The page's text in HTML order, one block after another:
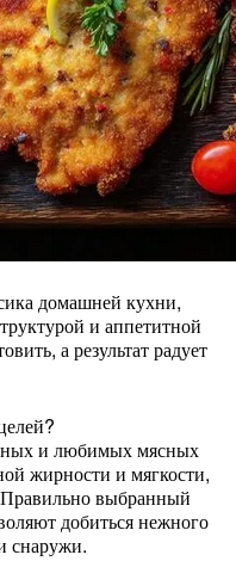
домашней кухни,
и аппетитной
а результат радует
и любимых мясных
жирности и мягкости,
выбранный
добиться нежного
снаружи.